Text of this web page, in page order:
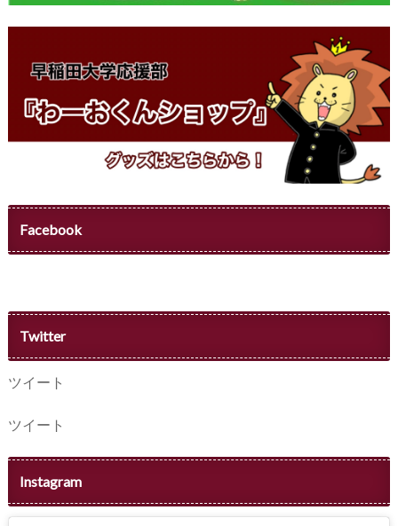
Facebook
Twitter
ツイート
ツイート
Instagram